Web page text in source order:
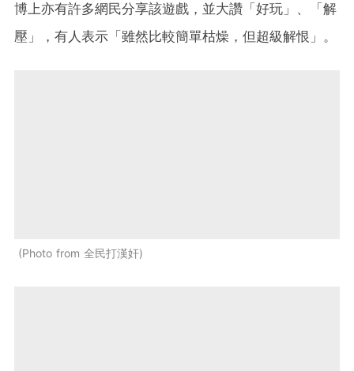
博上亦有許多網民分享該遊戲，並大讚「好玩」、「解
壓」，有人表示「雖然比較簡單枯燥，但超級解恨」。
Photo from 全民打漢奸